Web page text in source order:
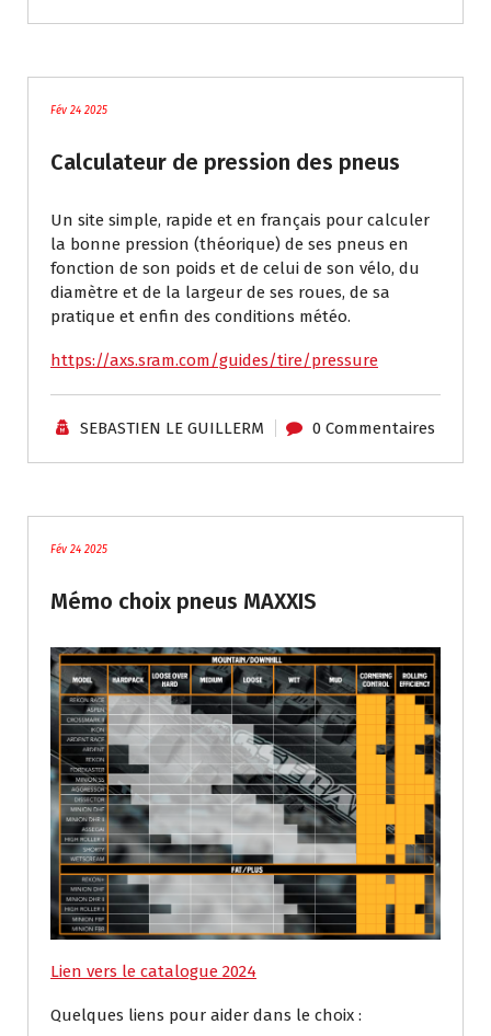
Fév 24 2025
Calculateur de pression des pneus
Un site simple, rapide et en français pour calculer
la bonne pression (théorique) de ses pneus en
fonction de son poids et de celui de son vélo, du
diamètre et de la largeur de ses roues, de sa
pratique et enfin des conditions météo.
https://axs.sram.com/guides/tire/pressure
SEBASTIEN LE GUILLERM 0 Commentaires
Fév 24 2025
Mémo choix pneus MAXXIS
Lien vers le catalogue 2024
Quelques liens pour aider dans le choix :